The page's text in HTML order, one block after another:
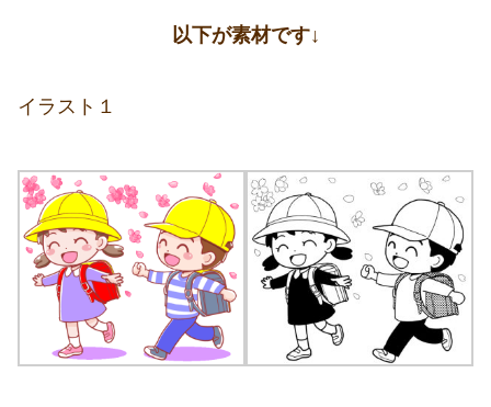
以下が素材です↓
イラスト１